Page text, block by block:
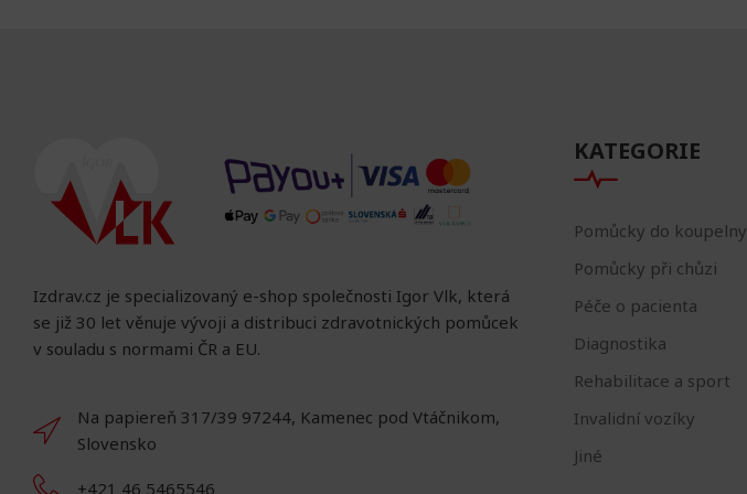
Izdrav.cz je specializovaný e-shop společnosti Igor Vlk, která
se již 30 let věnuje vývoji a distribuci zdravotnických pomůcek
v souladu s normami ČR a EU.
Na papiereň 317/39 97244, Kamenec pod Vtáčnikom,
Slovensko
+421 46 5465546
KATEGORIE
Pomůcky do koupelny
Pomůcky při chůzi
Péče o pacienta
Diagnostika
Rehabilitace a sport
Invalidní vozíky
Jiné